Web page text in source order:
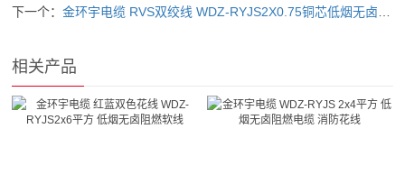
下一个：金环宇电缆 RVS双绞线 WDZ-RYJS2X0.75铜芯低烟无卤电缆 消防线
相关产品